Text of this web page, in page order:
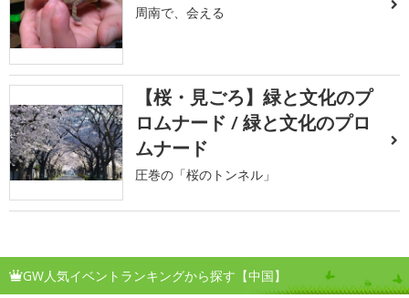
周南で、会える
【桜・見ごろ】緑と文化のプ
ロムナード / 緑と文化のプロ
ムナード
圧巻の「桜のトンネル」
GW人気イベントランキングから探す【中国】